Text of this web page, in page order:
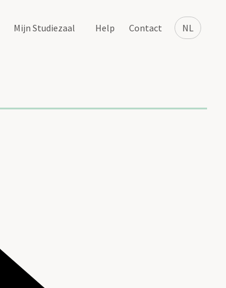
NL
Mijn Studiezaal Help Contact